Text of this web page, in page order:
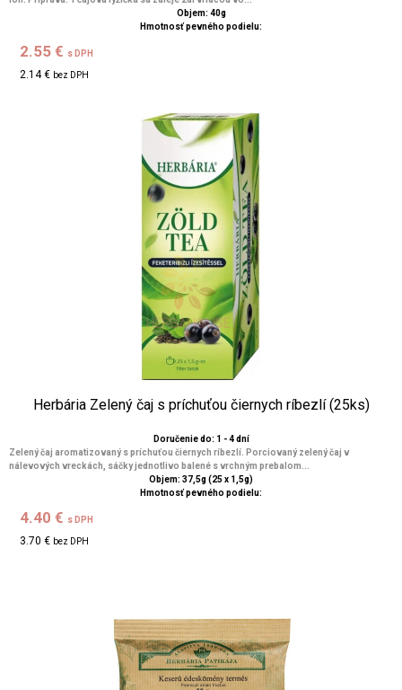
Objem: 40g
Hmotnosť pevného podielu:
2.55 € s DPH
2.14 € bez DPH
Herbária Zelený čaj s príchuťou čiernych ríbezlí (25ks)
Doručenie do: 1 - 4 dní
Zelený čaj aromatizovaný s príchuťou čiernych ríbezlí. Porciovaný zelený čaj v
nálevových vreckách, sáčky jednotlivo balené s vrchným prebalom...
Objem: 37,5g (25 x 1,5g)
Hmotnosť pevného podielu:
4.40 € s DPH
3.70 € bez DPH